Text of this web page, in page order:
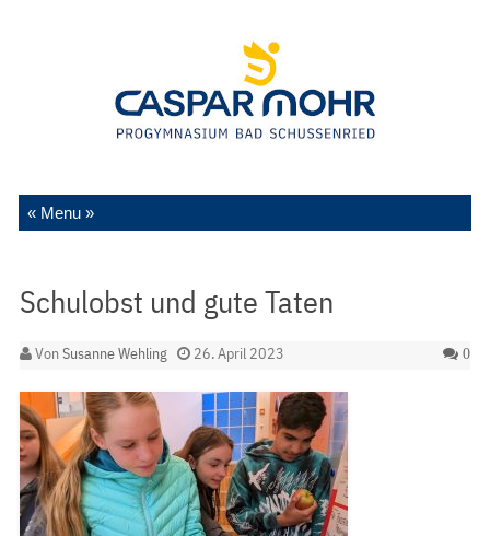
Zum Inhalt springen
Schulobst und gute Taten
VonSusanne Wehling 26. April 2023 0